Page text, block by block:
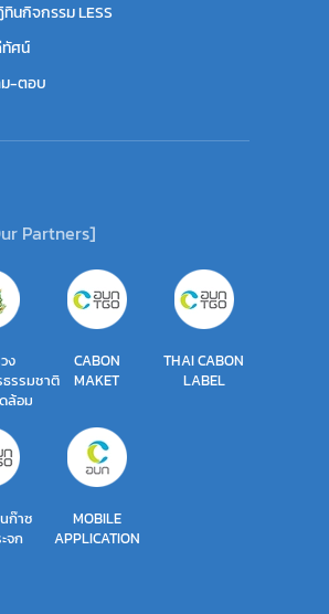
นกิจกรรม LESS
ศน์
-ตอบ
Partners]
ง
รรมชาติ
ล้อม
CABON
MAKET
THAI CABON
LABEL
ก๊าซ
จก
MOBILE
APPLICATION